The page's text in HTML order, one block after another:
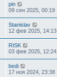
pin
09 сен 2025, 00:19
Stanislav
12 фев 2025, 14:13
RISK
03 фев 2025, 12:24
bedi
17 ноя 2024, 23:38